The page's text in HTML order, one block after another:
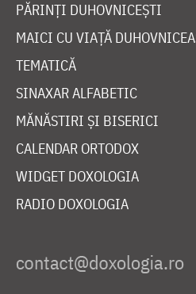
PĂRINȚI DUHOVNICEȘTI
MAICI CU VIAȚĂ
TEMATICĂ
SINAXAR ALFABETIC
MĂNĂSTIRI ȘI BISERICI
CALENDAR ORTODOX
WIDGET DOXOLOGIA
RADIO DOXOLOGIA